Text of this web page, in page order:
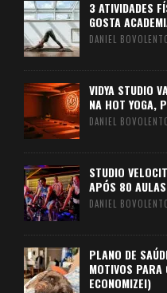
3 ATIVIDADES
GOSTA
DANIEL
VIDYA STUDIO
NA HOT YOGA,
DANIEL
STUDIO
APÓS 80
DANIEL
PLANO DE
MOTIVOS PARA
ECONOMIZEI)